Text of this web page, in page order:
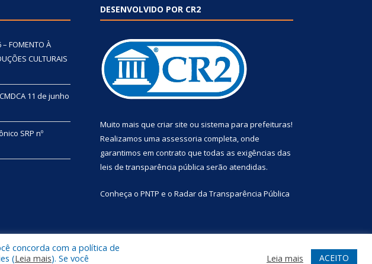
FOMENTO À
CULTURAIS
11 de junho
SRP nº
DESENVOLVIDO POR CR2
Muito mais que criar site ou sistema para prefeituras!
Realizamos uma assessoria completa, onde
garantimos em contrato que todas as exigências das
leis de transparência pública serão atendidas.
Conheça o PNTP e o Radar da Transparência Pública
Mapa do Site Acessar Webmail
concorda com a política de
(Leia mais). Se você
Leia mais ACEITO